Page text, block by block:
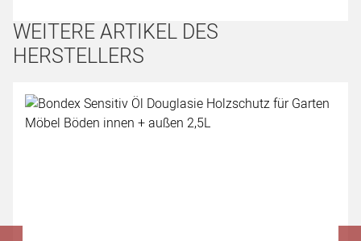
WEITERE ARTIKEL DES
HERSTELLERS
Artikel überspringen